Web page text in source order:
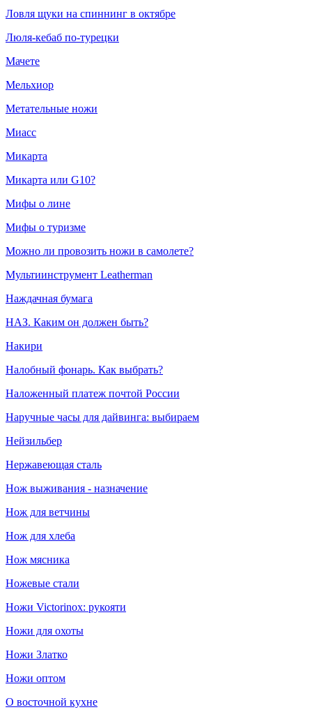
Ловля щуки на спиннинг в октябре
Люля-кебаб по-турецки
Мачете
Мельхиор
Метательные ножи
Миасс
Микарта
Микарта или G10?
Мифы о лине
Мифы о туризме
Можно ли провозить ножи в самолете?
Мультиинструмент Leatherman
Наждачная бумага
НАЗ. Каким он должен быть?
Накири
Налобный фонарь. Как выбрать?
Наложенный платеж почтой России
Наручные часы для дайвинга: выбираем
Нейзильбер
Нержавеющая сталь
Нож выживания - назначение
Нож для ветчины
Нож для хлеба
Нож мясника
Ножевые стали
Ножи Victorinox: рукояти
Ножи для охоты
Ножи Златко
Ножи оптом
О восточной кухне